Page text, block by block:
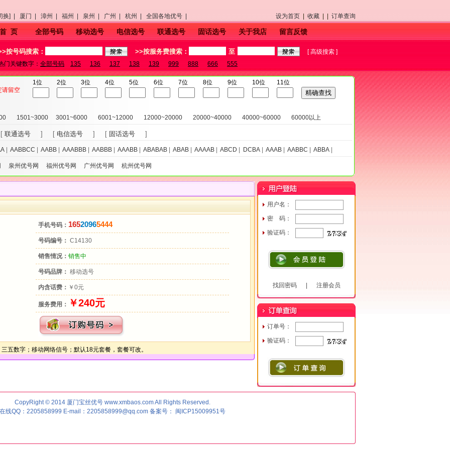
换] | 厦门 | 漳州 | 福州 | 泉州 | 广州 | 杭州 | 全国各地优号 | 设为首页 收藏 订单查询
页 全部号码 移动选号 电信选号 联通选号 固话选号 关于我店 留言反馈
按号码搜索： >>按服务费搜索： 至 [高级搜索 ]
门关键数字： 全部号码 135 136 137 138 139 999 888 666 555
请留空
1位 2位 3位 4位 5位 6位 7位 8位 9位 10位 11位
1501~3000 3001~6000 6001~12000 12000~20000 20000~40000 40000~60000 60000以上
联通选号 ] [ 电信选号 ] [ 固话选号 ]
AABBCC AABB AAABBB AABBB AAABB ABABAB ABAB AAAAB ABCD DCBA AAAB AABBC ABBA
泉州优号网 福州优号网 广州优号网 杭州优号网
手机号码： 16520965444
号码编号： C14130
销售情况： 销售中
号码品牌： 移动选号
内含话费： ￥0元
服务费用： ￥240元
五数字；移动网络信号；默认18元套餐，套餐可改。
用户名：
密 码：
验证码：
找回密码| 注册会员
订单号：
验证码：
CopyRight © 2014 厦门宝丝优号 www.xmbaos.com All Rights Reserved.
在线QQ：2205858999 E-mail：2205858999@qq.com 备案号： 闽ICP15009951号